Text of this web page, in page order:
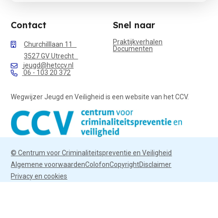
Contact
Churchilllaan 11
3527 GV Utrecht
jeugd@hetccv.nl
06 - 103 20 372
Snel naar
Praktijkverhalen
Documenten
Wegwijzer Jeugd en Veiligheid is een website van het CCV.
© Centrum voor Criminaliteitspreventie en Veiligheid
Algemene voorwaardenColofonCopyrightDisclaimer
Privacy en cookies